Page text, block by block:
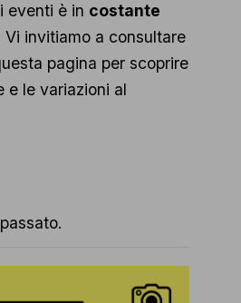
eventi è in costante
Vi invitiamo a consultare
pagina per scoprire
e le variazioni al